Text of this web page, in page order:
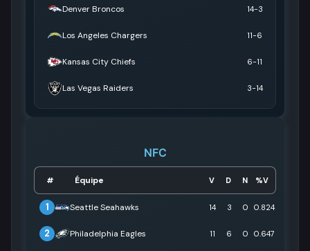
Denver Broncos 14-3
Los Angeles Chargers 11-6
Kansas City Chiefs 6-11
Las Vegas Raiders 3-14
NFC
# Équipe V D N %V
1 Seattle Seahawks 14 3 0 0.824
2 Philadelphia Eagles 11 6 0 0.647